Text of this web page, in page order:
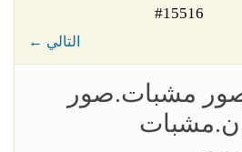
#15516
← التالي
مشبات.صور